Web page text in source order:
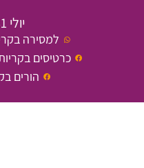
יולי 31, 2026
למסירה
כרטיסים
הורים